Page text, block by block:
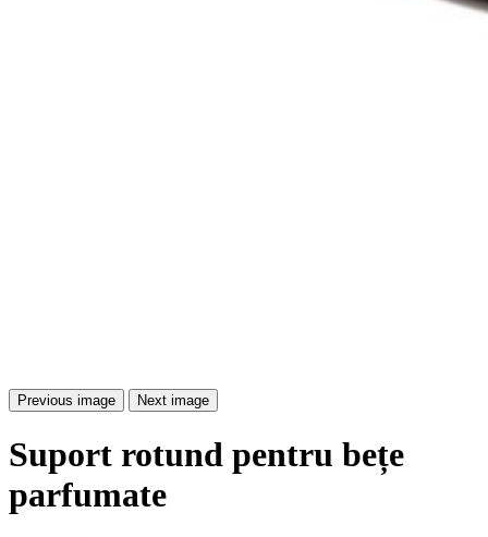
Previous image Next image
Suport rotund pentru bețe
parfumate